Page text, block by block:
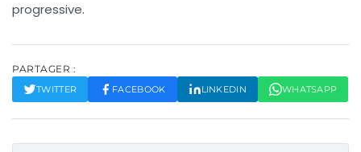
progressive.
PARTAGER :
TWITTER FACEBOOK LINKEDIN WHATSAPP